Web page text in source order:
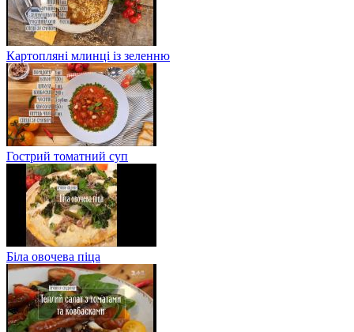
Картопляні млинці із зеленню
Гострий томатний суп
Біла овочева піца